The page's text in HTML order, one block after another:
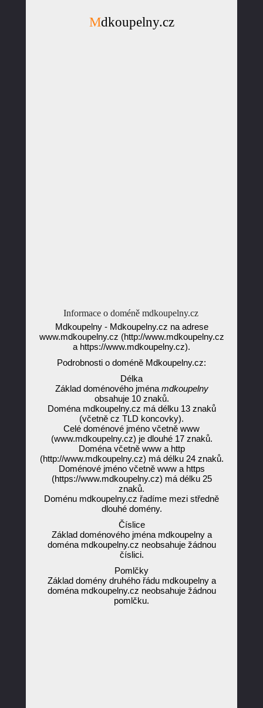
Mdkoupelny.cz
Informace o doméně mdkoupelny.cz
Mdkoupelny - Mdkoupelny.cz na adrese
www.mdkoupelny.cz (http://www.mdkoupelny.cz
a https://www.mdkoupelny.cz).
Podrobnosti o doméně Mdkoupelny.cz:
Délka
Základ doménového jména mdkoupelny
obsahuje 10 znaků.
Doména mdkoupelny.cz má délku 13 znaků
(včetně cz TLD koncovky).
Celé doménové jméno včetně www
(www.mdkoupelny.cz) je dlouhé 17 znaků.
Doména včetně www a http
(http://www.mdkoupelny.cz) má délku 24 znaků.
Doménové jméno včetně www a https
(https://www.mdkoupelny.cz) má délku 25
znaků.
Doménu mdkoupelny.cz řadíme mezi středně
dlouhé domény.
Číslice
Základ doménového jména mdkoupelny a
doména mdkoupelny.cz neobsahuje žádnou
číslici.
Pomlčky
Základ domény druhého řádu mdkoupelny a
doména mdkoupelny.cz neobsahuje žádnou
pomlčku.